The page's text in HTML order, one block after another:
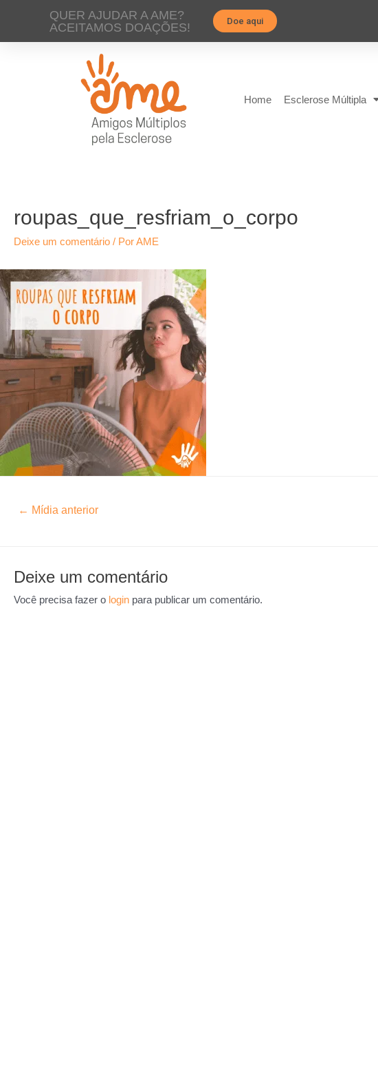
QUER AJUDAR A AME?
ACEITAMOS DOAÇÕES!
Doe aqui
Home Esclerose Múltipla
roupas_que_resfriam_o_corpo
Deixe um comentário / PorAME
← Mídia anterior
Deixe um comentário
Você precisa fazer o login para publicar um comentário.